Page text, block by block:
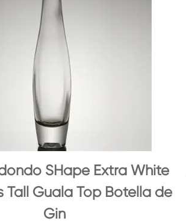
SHape Extra White
Tall Guala Top Botella de
Gin